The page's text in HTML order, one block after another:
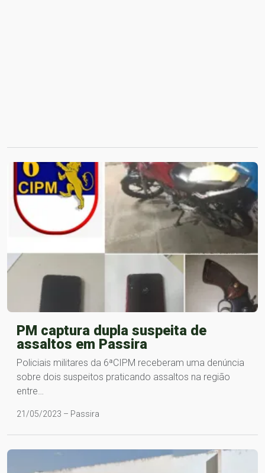
PM captura dupla suspeita de
assaltos em Passira
Policiais militares da 6ªCIPM receberam uma denúncia
sobre dois suspeitos praticando assaltos na região
entre…
21/05/2023 – Passira